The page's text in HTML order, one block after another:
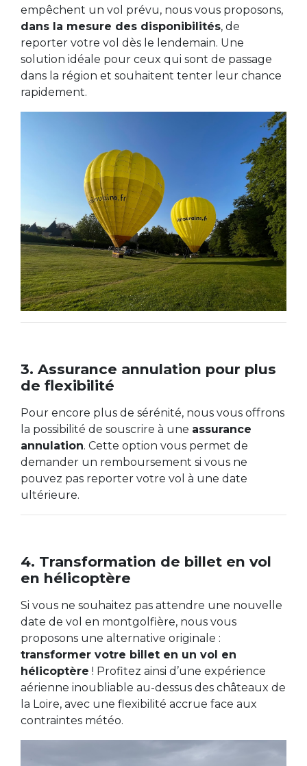
empêchent un vol prévu, nous vous proposons,
dans la mesure des disponibilités, de
reporter votre vol dès le lendemain. Une
solution idéale pour ceux qui sont de passage
dans la région et souhaitent tenter leur chance
rapidement.
3. Assurance annulation pour plus
de flexibilité
Pour encore plus de sérénité, nous vous offrons
la possibilité de souscrire à une assurance
annulation. Cette option vous permet de
demander un remboursement si vous ne
pouvez pas reporter votre vol à une date
ultérieure.
4. Transformation de billet en vol
en hélicoptère
Si vous ne souhaitez pas attendre une nouvelle
date de vol en montgolfière, nous vous
proposons une alternative originale :
transformer votre billet en un vol en
hélicoptère ! Profitez ainsi d’une expérience
aérienne inoubliable au-dessus des châteaux de
la Loire, avec une flexibilité accrue face aux
contraintes météo.